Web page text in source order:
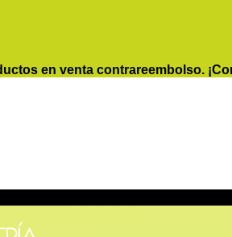
en venta contrareembolso.